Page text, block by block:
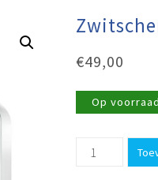
€49,00
Op
Zwitscherbox
Grey